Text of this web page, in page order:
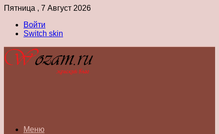
Пятница , 7 Август 2026
Войти
Switch skin
Меню